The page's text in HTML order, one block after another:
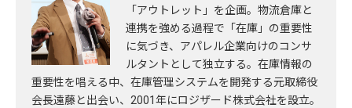
「アウトレット」を企画。物流倉庫と
連携を強める過程で「在庫」の重要性
に気づき、アパレル企業向けのコンサ
ルタントとして独立する。在庫情報の
重要性を唱える中、在庫管理システムを開発する元取締役
会長遠藤と出会い、2001年にロジザード株式会社を設立。